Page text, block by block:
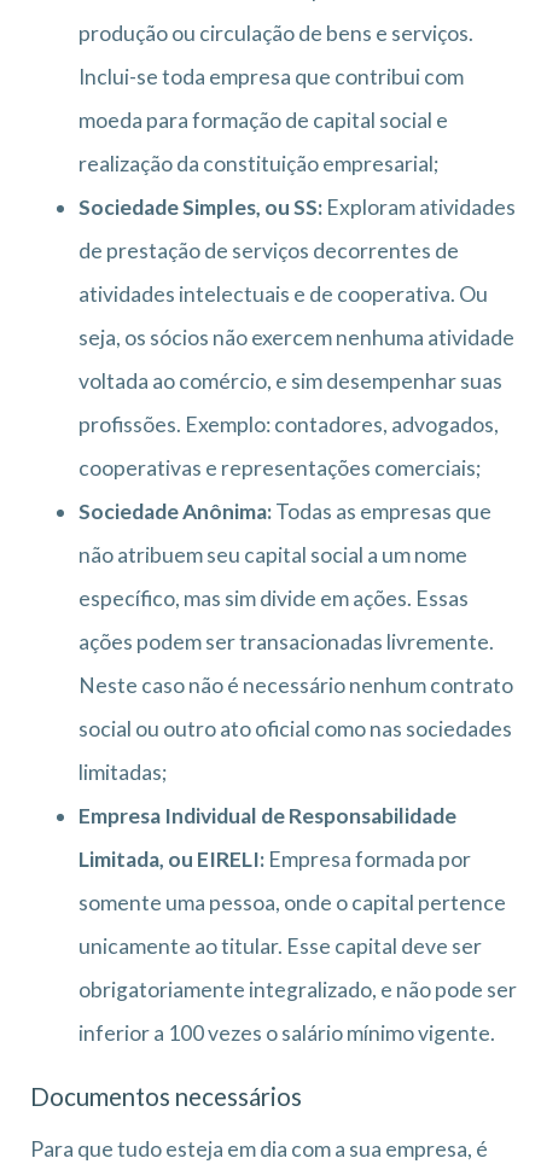
produção ou circulação de bens e serviços.
Inclui-se toda empresa que contribui com
moeda para formação de capital social e
realização da constituição empresarial;
Sociedade Simples, ou SS: Exploram atividades
de prestação de serviços decorrentes de
atividades intelectuais e de cooperativa. Ou
seja, os sócios não exercem nenhuma atividade
voltada ao comércio, e sim desempenhar suas
profissões. Exemplo: contadores, advogados,
cooperativas e representações comerciais;
Sociedade Anônima:Todas as empresas que
não atribuem seu capital social a um nome
específico, mas sim divide em ações. Essas
ações podem ser transacionadas livremente.
Neste caso não é necessário nenhum contrato
social ou outro ato oficial como nas sociedades
limitadas;
Empresa Individual de Responsabilidade
Limitada, ou EIRELI: Empresa formada por
somente uma pessoa, onde o capital pertence
unicamente ao titular. Esse capital deve ser
obrigatoriamente integralizado, e não pode ser
inferior a 100 vezes o salário mínimo vigente.
Documentos necessários
Para que tudo esteja em dia com a sua empresa, é